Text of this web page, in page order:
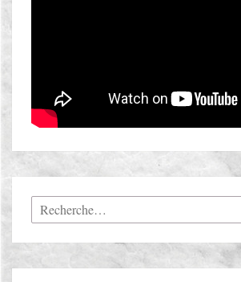
Rechercher :